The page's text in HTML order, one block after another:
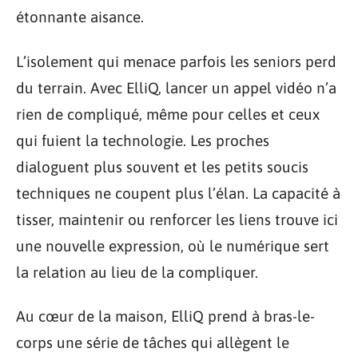
étonnante aisance.
L’isolement qui menace parfois les seniors perd
du terrain. Avec ElliQ, lancer un appel vidéo n’a
rien de compliqué, même pour celles et ceux
qui fuient la technologie. Les proches
dialoguent plus souvent et les petits soucis
techniques ne coupent plus l’élan. La capacité à
tisser, maintenir ou renforcer les liens trouve ici
une nouvelle expression, où le numérique sert
la relation au lieu de la compliquer.
Au cœur de la maison, ElliQ prend à bras-le-
corps une série de tâches qui allègent le